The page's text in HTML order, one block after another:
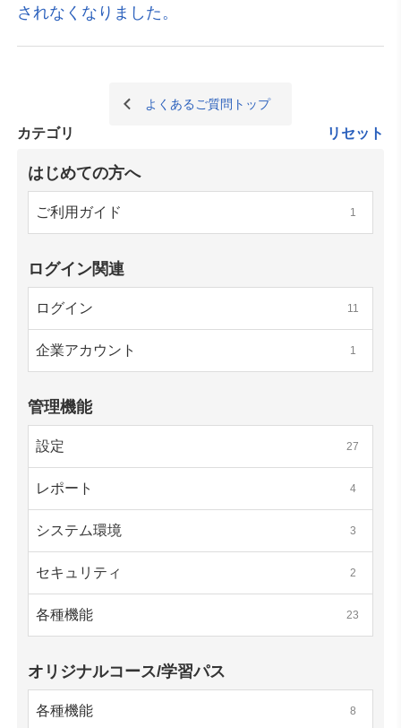
されなくなりました。
よくあるご質問トップ
カテゴリ リセット
はじめての方へ
ご利用ガイド 1
ログイン関連
ログイン 11
企業アカウント 1
管理機能
設定 27
レポート 4
システム環境 3
セキュリティ 2
各種機能 23
オリジナルコース/学習パス
各種機能 8